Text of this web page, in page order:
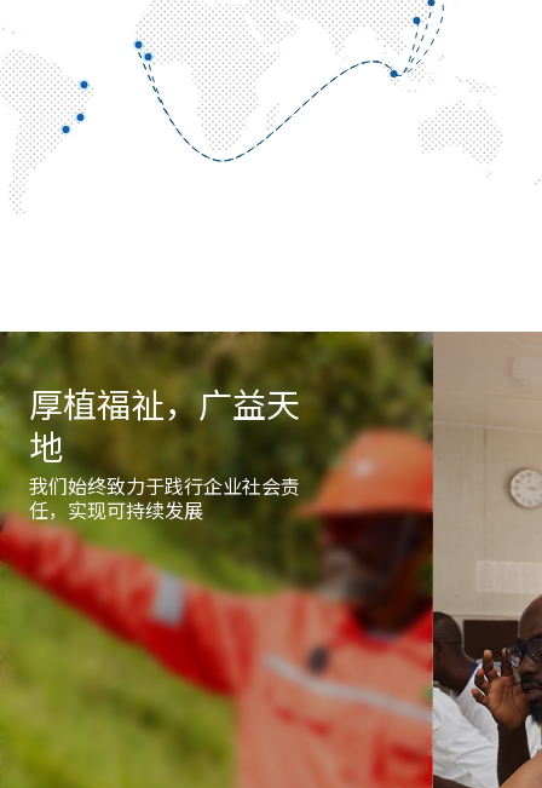
厚植福祉，广益天
地
我们始终致力于践行企业社会责
任，实现可持续发展